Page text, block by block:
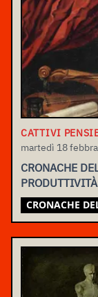
CATTIVI
martedì 18
CRONACHE
PRODUTTIVITÀ
CRONACHE